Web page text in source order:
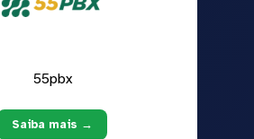
55pbx
Saiba mais →